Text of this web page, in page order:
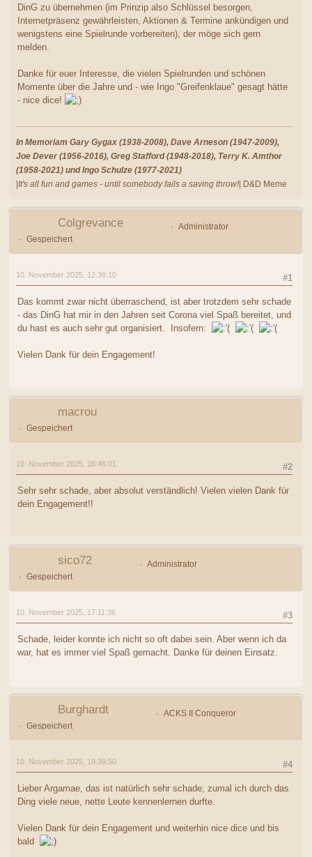
DinG zu übernehmen (im Prinzip also Schlüssel besorgen,
Internetpräsenz gewährleisten, Aktionen & Termine ankündigen und
wenigstens eine Spielrunde vorbereiten), der möge sich gern
melden.
Danke für euer Interesse, die vielen Spielrunden und schönen
Momente über die Jahre und - wie Ingo "Greifenklaue" gesagt hätte
- nice dice!
In Memoriam Gary Gygax (1938-2008), Dave Arneson (1947-2009),
Joe Dever (1956-2016), Greg Stafford (1948-2018), Terry K. Amthor
(1958-2021) und Ingo Schulze (1977-2021)
|It's all fun and games - until somebody fails a saving throw!| D&D Meme
Colgrevance
Administrator
Gespeichert
#1
10. November 2025, 12:36:10
Das kommt zwar nicht überraschend, ist aber trotzdem sehr schade
- das DinG hat mir in den Jahren seit Corona viel Spaß bereitet, und
du hast es auch sehr gut organisiert. Insofern:
Vielen Dank für dein Engagement!
macrou
Gespeichert
#2
10. November 2025, 16:46:01
Sehr sehr schade, aber absolut verständlich! Vielen vielen Dank für
dein Engagement!!
sico72
Administrator
Gespeichert
#3
10. November 2025, 17:11:36
Schade, leider konnte ich nicht so oft dabei sein. Aber wenn ich da
war, hat es immer viel Spaß gemacht. Danke für deinen Einsatz.
Burghardt
ACKS II Conqueror
Gespeichert
#4
10. November 2025, 19:39:50
Lieber Argamae, das ist natürlich sehr schade, zumal ich durch das
Ding viele neue, nette Leute kennenlernen durfte.
Vielen Dank für dein Engagement und weiterhin nice dice und bis
bald